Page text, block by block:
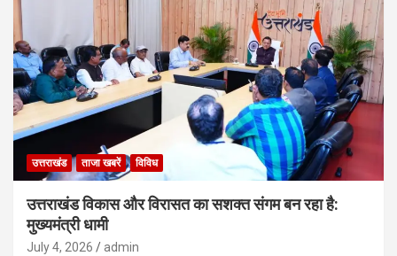
उत्तराखंड ताजा खबरें विविध
उत्तराखंड विकास और विरासत का सशक्त संगम बन रहा है:
मुख्यमंत्री धामी
July 4, 2026 admin